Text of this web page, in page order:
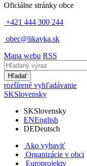
Oficiálne stránky obce
+421 444 300 244
obec@likavka.sk
Mapa webu RSS
Hľadať
rozšírené vyhľadávanie
SKSlovensky
SKSlovensky
ENEnglish
DEDeutsch
Ako vybaviť
Organizácie v obci
Europrojekty